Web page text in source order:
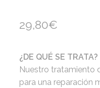
29,80€
¿DE QUÉ SE TRATA?
Nuestro tratamiento
para una reparación